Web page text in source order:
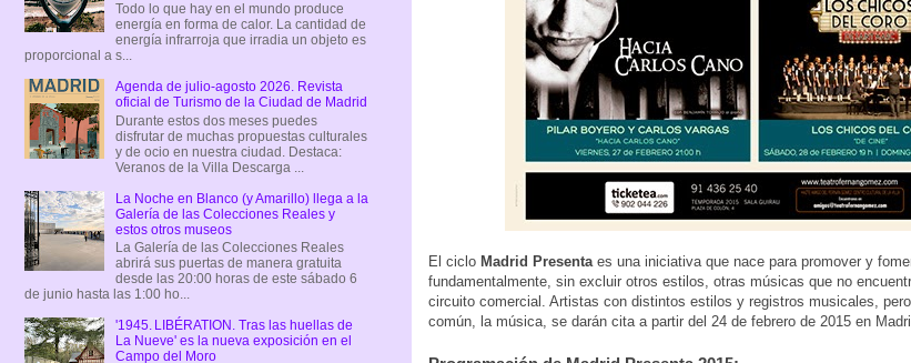
El ciclo Madrid Presenta es una iniciativa que nace para promover y
fundamentalmente, sin excluir otros estilos, otras músicas que no
circuito comercial. Artistas con distintos estilos y registros musicales,
común, la música, se darán cita a partir del 24 de febrero de 2015 en
Todo lo que hay en el mundo produce
energía en forma de calor. La cantidad de
energía infrarroja que irradia un objeto es
proporcional a s...
Agenda de julio-agosto 2026. Revista
oficial de Turismo de la Ciudad de Madrid
Durante estos dos meses puedes
disfrutar de muchas propuestas culturales
y de ocio en nuestra ciudad. Destaca:
Veranos de la Villa Descarga ...
La Noche en Blanco (y Amarillo) llega a la
Galería de las Colecciones Reales y
estos otros museos
La Galería de las Colecciones Reales
abrirá sus puertas de manera gratuita
desde las 20:00 horas de este sábado 6
de junio hasta las 1:00 ho...
'1945. LIBÉRATION. Tras las huellas de
La Nueve' es la nueva exposición en el
Campo del Moro